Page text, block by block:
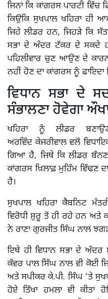
ਜਿਨਾਂ ਕਿ ਕਾਂਗਰਸ ਪਾਰਟੀ
ਕਿਉਂਕਿ ਸੁਖਪਾਲ ਖਹਿਰਾ ਹੀ
ਜਿਹੇ ਲੀਡਰ ਹਨ, ਜਿਹੜੇ ਕਿ
ਸਭਾ ਦੇ ਅੰਦਰ ਟੱਕਰ ਦੇ ਸਕਦੇ
ਪਹਿਲੀਵਾਰ ਚੁਣ ਆਉਣ ਦੇ
ਨਹੀਂ ਹੋਣ ਦਾ ਕਾਂਗਰਸ ਨੂੰ ਫਾਇਦਾ
ਵਿਧਾਨ ਸਭਾ ਦੇ
ਸੰਭਾਲਣਾ ਹੋਵੇਗਾ
ਖਹਿਰਾ ਨੂੰ ਲੀਡਰ
ਅਰਵਿੰਦ ਕੇਜਰੀਵਾਲ ਵਲੋਂ
ਗਿਆ ਹੈ, ਜਿਥੇ ਕਿ ਲੀਡਰ
ਕਾਂਗਰਸ ਖ਼ਿਲਾਫ਼ ਮੁਹਿੰਮ ਵਿੱਢਣ
ਹੈ।
ਸੁਖਪਾਲ ਖਹਿਰਾ ਕੈਬਨਿਟ
ਵਿਰੋਧੀ ਸ਼ੁਰੂ ਤੋਂ ਹੀ ਰਹੇ ਹਨ ਅਤੇ
ਨੇ ਰਾਣਾ ਗੁਰਜੀਤ ਸਿੰਘ ਨਾਲ
ਇਥੇ ਹੀ ਵਿਧਾਨ ਸਭਾ ਦੇ ਅੰਦਰ
ਕੰਵਰ ਪਾਲ ਸਿੰਘ ਨਾਲ ਵੀ ਕੋਈ
ਅਤੇ ਸਪੀਕਰ ਕੇ.ਪੀ. ਸਿੰਘ ‘ਤੇ
ਹੋਏ ਤਿੱਖਾ ਹਮਲਾ ਵੀ